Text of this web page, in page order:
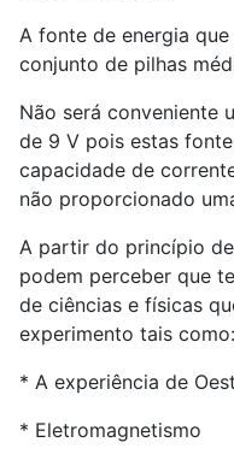
A fonte de energia
conjunto de pilhas
Não será conveniente
de 9 V pois estas
capacidade de
não proporcionado
A partir do princípio
podem perceber que
de ciências e físicas
experimento tais como:
* A experiência de
* Eletromagnetismo